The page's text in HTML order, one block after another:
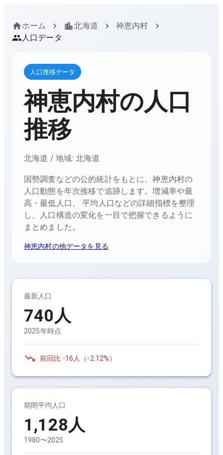
ホーム 北海道
神恵内村
人口データ
人口推移データ
神恵内村の人口
推移
北海道 / 地域: 北海道
国勢調査などの公的統計をもとに、神恵内村の
人口動態を年次推移で追跡します。増減率や最
高・最低人口、 平均人口などの詳細指標を整理
し、人口構造の変化を一目で把握できるように
まとめました。
神恵内村の他データを見る
最新人口
740人
2025年時点
前回比 -16人 （-2.12%）
期間平均人口
1,128人
1980〜2025